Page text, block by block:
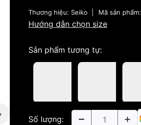
Thương hiệu: Seiko Mã sản phẩm:
Hướng dẫn chọn size
Sản phẩm tương tự:
Số lượng: